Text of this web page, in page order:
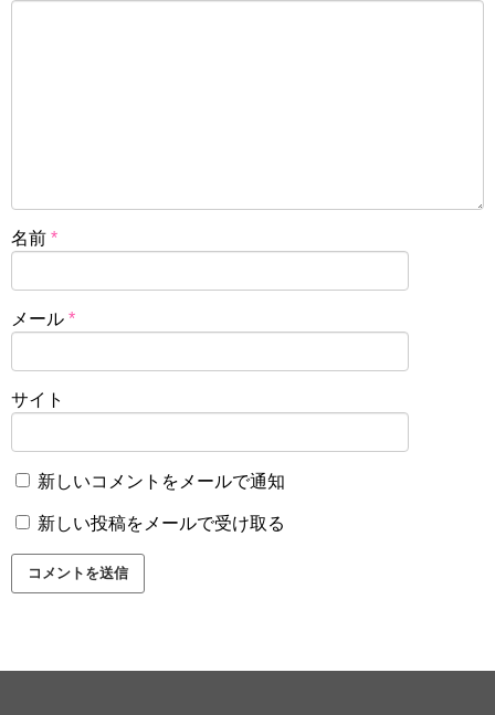
名前 *
メール *
サイト
新しいコメントをメールで通知
新しい投稿をメールで受け取る